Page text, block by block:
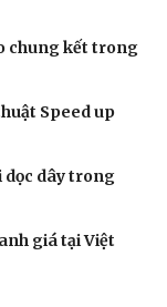
chung kết trong
Speed up
dọc dây trong
giá tại Việt